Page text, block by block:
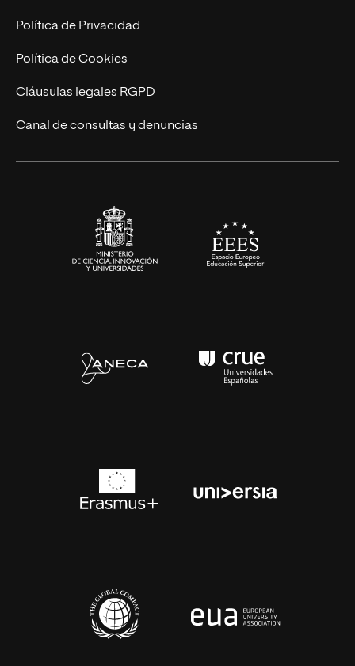
Marketing y Comunicación
Ingeniería
Diseño
Ciencias de la Salud
Política de Privacidad
Política de Cookies
Cláusulas legales RGPD
Canal de consultas y denuncias